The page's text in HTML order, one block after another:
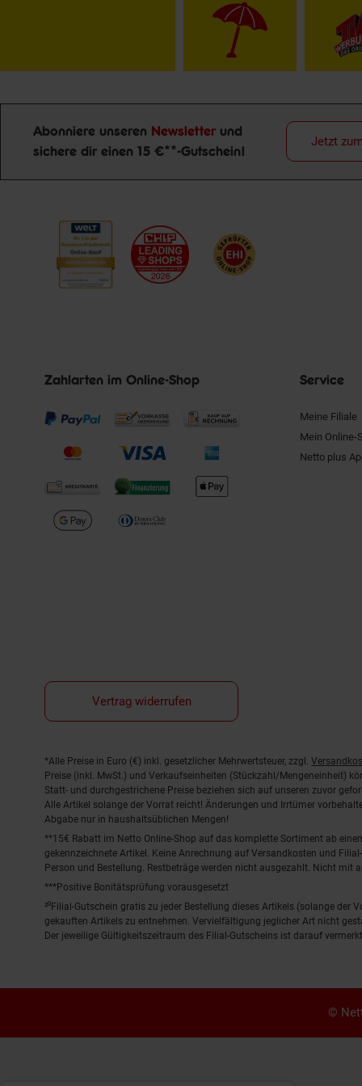
Newsletter Anmeldung
Abonniere unseren Newsletter und
sichere dir einen 15 €**-Gutschein!
Jetzt
Zahlarten im Online-Shop Service
Meine Filiale
Mein Online-
Netto plus
Vertrag widerrufen
Fußnoten
*Alle Preise in Euro (€) inkl. gesetzlicher Mehrwertsteuer, zzgl.
Preise (inkl. MwSt.) und Verkaufseinheiten (Stückzahl/Mengeneinheit)
Statt- und durchgestrichene Preise beziehen sich auf unseren zuvor
Alle Artikel solange der Vorrat reicht! Änderungen und Irrtümer
Abgabe nur in haushaltsüblichen Mengen!
**15€ Rabatt im Netto Online-Shop auf das komplette Sortiment ab
gekennzeichnete Artikel. Keine Anrechnung auf Versandkosten und
Person und Bestellung. Restbeträge werden nicht ausgezahlt. Nicht mit
***Positive Bonitätsprüfung vorausgesetzt
²⁰Filial-Gutschein gratis zu jeder Bestellung dieses Artikels (solange
gekauften Artikels zu entnehmen. Vervielfältigung jeglicher Art nicht
Der jeweilige Gültigkeitszeitraum des Filial-Gutscheins ist darauf vermerkt.
©